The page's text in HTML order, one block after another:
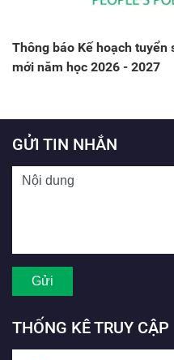
Thông báo Kế hoạch tuyển
mới năm học 2026 - 2027
GỬI TIN NHẮN
THỐNG KÊ TRUY CẬP